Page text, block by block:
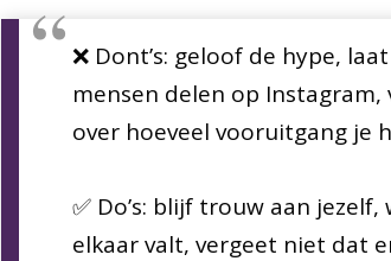
❌ Dont’s: geloof de hype,
mensen delen op
over hoeveel vooruitgang je
✅ Do’s: blijf trouw aan
elkaar valt, vergeet niet dat